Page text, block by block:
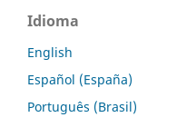
Idioma
English
Español (España)
Português (Brasil)